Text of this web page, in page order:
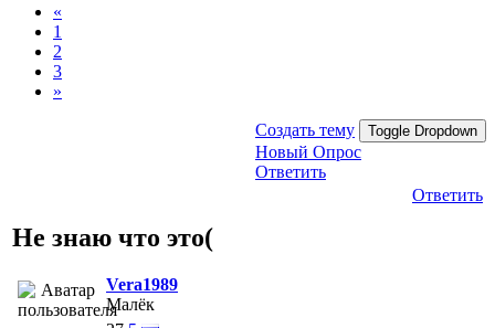
«
1
2
3
»
Создать тему Toggle Dropdown
Новый Опрос
Ответить
Ответить
Не знаю что это(
Vera1989
Малёк